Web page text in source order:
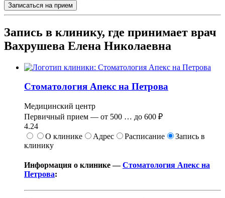
Записаться на прием
Запись в клинику, где принимает врач
Вахрушева Елена Николаевна
Стоматология Апекс на Петрова
Медицинский центр
Первичный прием — от 500 … до 600 ₽
4.24
О клинике
Адрес Расписание
Запись в
клинику
Информация о клинике —Стоматология Апекс на
Петрова: